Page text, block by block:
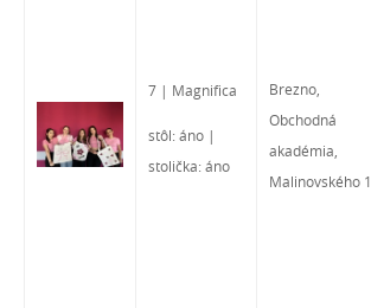
7 | Magnifica
stôl: áno |
stolička: áno
Brezno,
Obchodná
akadémia,
Malinovského 1